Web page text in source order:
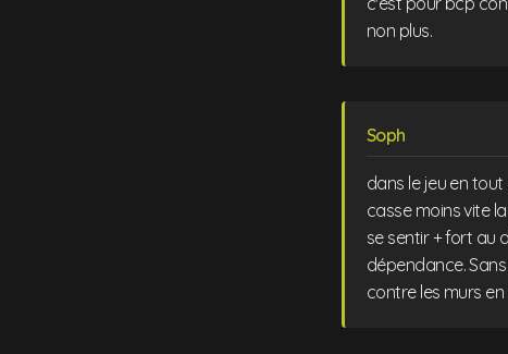
non plus.
Soph
dans le jeu en
casse moins vite
se sentir + fort au
dépendance.
contre les murs